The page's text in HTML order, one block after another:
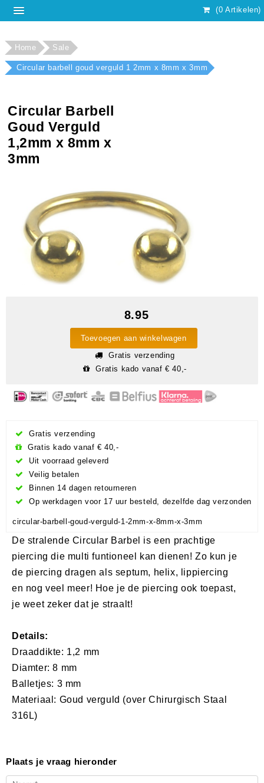
(0 Artikelen)
Home Sale
Circular barbell goud verguld 1 2mm x 8mm x 3mm
Circular Barbell
Goud Verguld
1,2mm x 8mm x
3mm
8.95
Toevoegen aan winkelwagen
Gratis verzending
Gratis kado vanaf € 40,-
Gratis verzending
Gratis kado vanaf € 40,-
Uit voorraad geleverd
Veilig betalen
Binnen 14 dagen retourneren
Op werkdagen voor 17 uur besteld, dezelfde dag verzonden
circular-barbell-goud-verguld-1-2mm-x-8mm-x-3mm
De stralende Circular Barbel is een prachtige
piercing die multi funtioneel kan dienen! Zo kun je
de piercing dragen als septum, helix, lippiercing
en nog veel meer! Hoe je de piercing ook toepast,
je weet zeker dat je straalt!
Details:
Draaddikte: 1,2 mm
Diamter: 8 mm
Balletjes: 3 mm
Materiaal: Goud verguld (over Chirurgisch Staal
316L)
Plaats je vraag hieronder